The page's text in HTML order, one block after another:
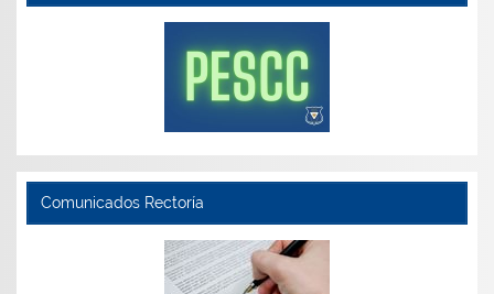
Comunicados Rectoría